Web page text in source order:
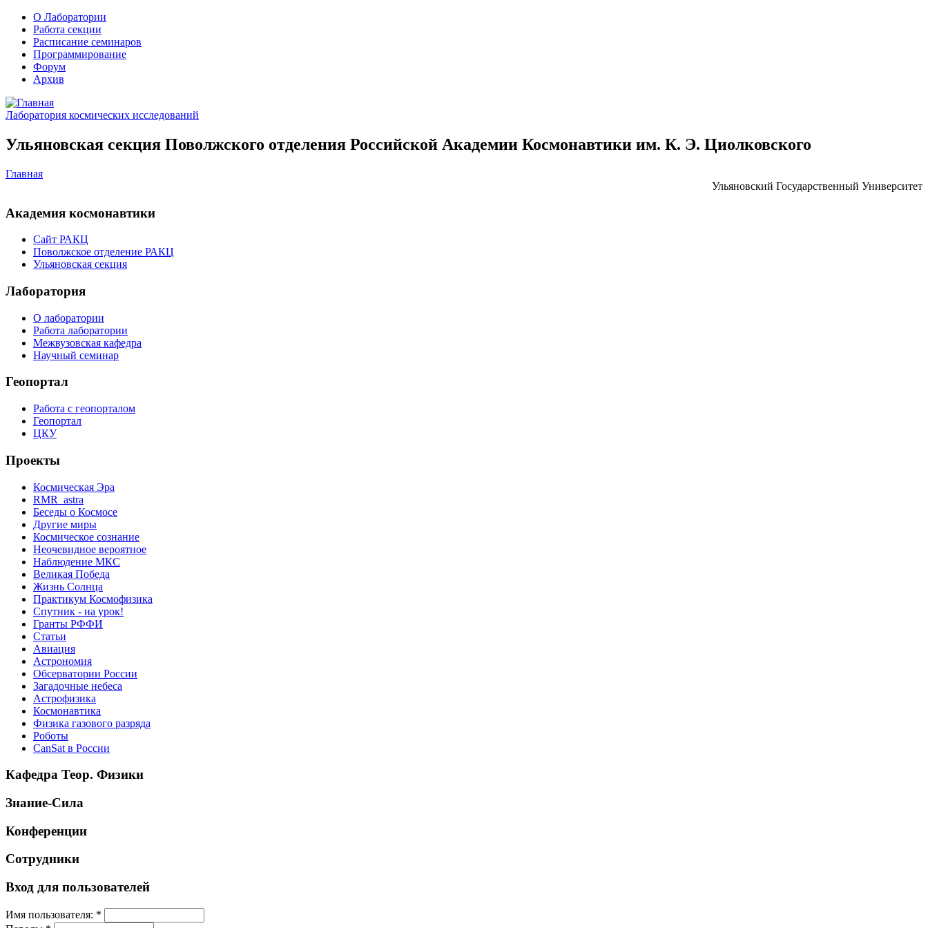
О Лаборатории
Работа секции
Расписание семинаров
Программирование
Форум
Архив
Лаборатория космических исследований
Ульяновская секция Поволжского отделения Российской Академии Космонавтики им. К. Э. Циолковского
Главная
Ульяновский Государственный Университет
Академия космонавтики
Сайт РАКЦ
Поволжское отделение РАКЦ
Ульяновская секция
Лаборатория
О лаборатории
Работа лаборатории
Межвузовская кафедра
Научный семинар
Геопортал
Работа с геопорталом
Геопортал
ЦКУ
Проекты
Космическая Эра
RMR_astra
Беседы о Космосе
Другие миры
Космическое сознание
Неочевидное вероятное
Наблюдение МКС
Великая Победа
Жизнь Солнца
Практикум Космофизика
Спутник - на урок!
Гранты РФФИ
Статьи
Авиация
Астрономия
Обсерватории России
Загадочные небеса
Астрофизика
Космонавтика
Физика газового разряда
Роботы
CanSat в России
Кафедра Теор. Физики
Знание-Сила
Конференции
Сотрудники
Вход для пользователей
Имя пользователя: *